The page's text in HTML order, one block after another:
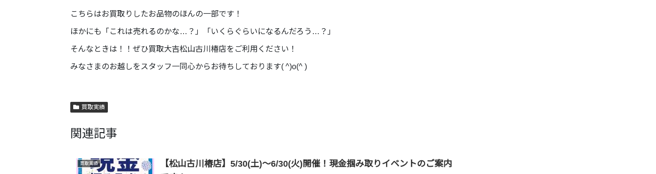
こちらはお買取りしたお品物のほんの一部です！
ほかにも「これは売れるのかな…？」「いくらぐらいになるんだろう…？」
そんなときは！！ぜひ買取大吉松山古川椿店をご利用ください！
みなさまのお越しをスタッフ一同心からお待ちしております( ^)o(^ )
買取実績
関連記事
買取実績
【松山古川椿店】5/30(土)～6/30(火)開催！現金掴み取りイベントのご案内